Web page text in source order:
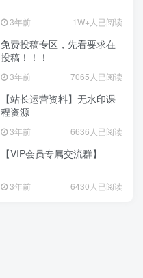
3年前 1W+人已阅读
免费投稿专区，先看要求在
投稿！！！
3年前 7065人已阅读
【站长运营资料】无水印课
程资源
3年前 6636人已阅读
【VIP会员专属交流群】
3年前 6430人已阅读